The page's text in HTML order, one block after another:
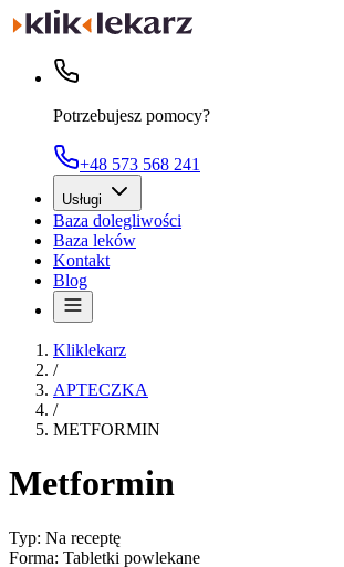
Potrzebujesz pomocy?
+48 573 568 241
Usługi
Baza dolegliwości
Baza leków
Kontakt
Blog
Kliklekarz
/
APTECZKA
/
METFORMIN
Metformin
Typ: Na receptę
Forma: Tabletki powlekane